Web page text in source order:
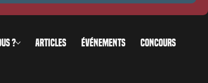
? ARTICLES ÉVÉNEMENTS CONCOURS